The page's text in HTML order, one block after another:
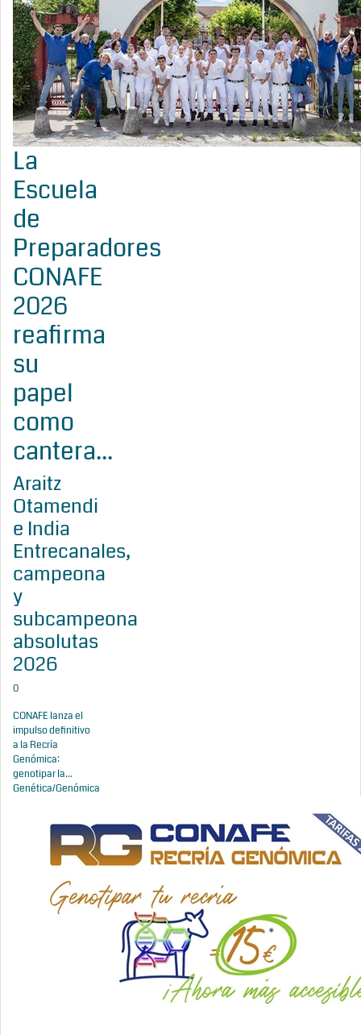
La
Escuela
de
Preparadores
CONAFE
2026
reafirma
su
papel
como
cantera...
Araitz
Otamendi
e India
Entrecanales,
campeona
y
subcampeona
absolutas
2026
0
CONAFE lanza el
impulso definitivo
a la Recría
Genómica:
genotipar la...
Genética/Genómica